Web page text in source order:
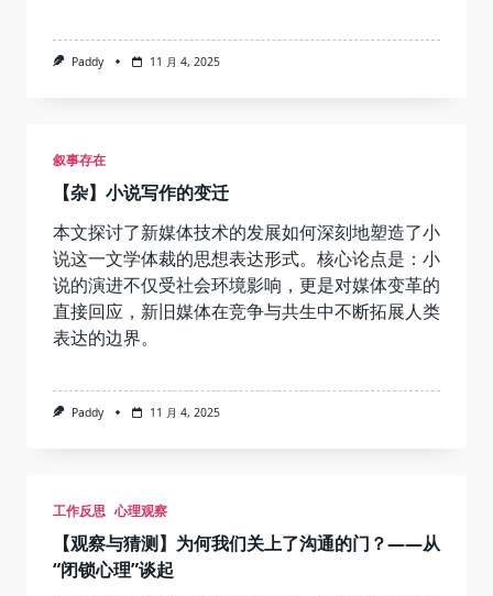
Paddy 11 月 4, 2025
叙事存在
【杂】小说写作的变迁
本文探讨了新媒体技术的发展如何深刻地塑造了小
说这一文学体裁的思想表达形式。核心论点是：小
说的演进不仅受社会环境影响，更是对媒体变革的
直接回应，新旧媒体在竞争与共生中不断拓展人类
表达的边界。
Paddy 11 月 4, 2025
工作反思 心理观察
【观察与猜测】为何我们关上了沟通的门？——从
“闭锁心理”谈起